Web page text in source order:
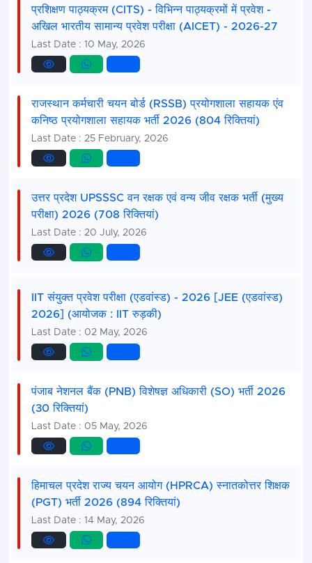
प्रशिक्षण पाठ्यक्रम (CITS) - विभिन्न पाठ्यक्रमों में प्रवेश -
अखिल भारतीय सामान्य प्रवेश परीक्षा (AICET) - 2026-27
Last Date : 10 May, 2026
राजस्थान कर्मचारी चयन बोर्ड (RSSB) प्रयोगशाला सहायक एंव
कनिष्ठ प्रयोगशाला सहायक भर्ती 2026 (804 रिक्तियां)
Last Date : 25 February, 2026
उत्तर प्रदेश UPSSSC वन रक्षक एवं वन्य जीव रक्षक भर्ती (मुख्य
परीक्षा) 2026 (708 रिक्तियां)
Last Date : 20 July, 2026
IIT संयुक्त प्रवेश परीक्षा (एडवांस्ड) - 2026 [JEE (एडवांस्ड)
2026] (आयोजक : IIT रुड़की)
Last Date : 02 May, 2026
पंजाब नेशनल बैंक (PNB) विशेषज्ञ अधिकारी (SO) भर्ती 2026
(30 रिक्तियां)
Last Date : 05 May, 2026
हिमाचल प्रदेश राज्य चयन आयोग (HPRCA) स्नातकोत्तर शिक्षक
(PGT) भर्ती 2026 (894 रिक्तियां)
Last Date : 14 May, 2026